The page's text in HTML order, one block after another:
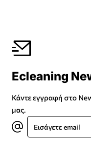
Ecleaning
Κάντε εγγραφή στο
μας.
Εισάγετε
email